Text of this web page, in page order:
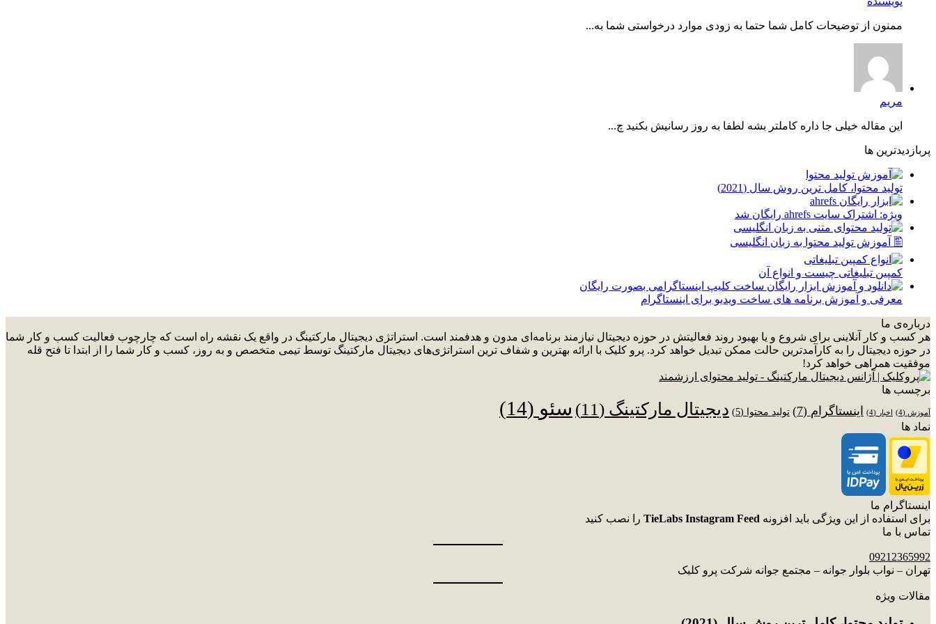
ممنون از توضیحات کامل شما حتما به زودی موارد درخواستی شما به...
مریم
این مقاله خیلی جا داره کاملتر بشه لطفا به روز رسانیش بکنید چ...
پربازدیدترین ها
توليد محتوا، کامل ترین روش سال (2021)
ویژه: اشتراک سایت ahrefs رایگان شد
🖺 آموزش تولید محتوا به زبان انگلیسی
کمپین تبلیغاتی چیست و انواع آن
معرفی و آموزش برنامه های ساخت ویدیو برای اینستاگرام
درباره‌ی ما
هر کسب و کار آنلاینی برای شروع و یا بهبود روند فعالیتش در حوزه دیجیتال نیازمند برنامه‌ای مدون و هدفمند است. استراتژی دیجیتال مارکتینگ در واقع یک نقشه راه است که چارچوب فعالیت کسب و کار شما
در حوزه دیجیتال را به کارآمدترین حالت ممکن تبدیل خواهد کرد. پرو کلیک با ارائه بهترین و شفاف ترین استراتژی‌های دیجیتال مارکتینگ توسط تیمی متخصص و به روز، کسب و کار شما را از ابتدا تا فتح قله
موفقیت همراهی خواهد کرد!
برچسب ها
آموزش (4) اخبار (4) اینستاگرام (7) تولید محتوا (5) دیجیتال مارکتینگ (11) سئو (14)
نماد ها
اینستاگرام ما
برای استفاده از این ویژگی باید افزونه TieLabs Instagram Feed را نصب کنید
تماس با ما
09212365992
تهران – نواب بلوار جوانه – مجتمع جوانه شرکت پرو کلیک
مقالات ویژه